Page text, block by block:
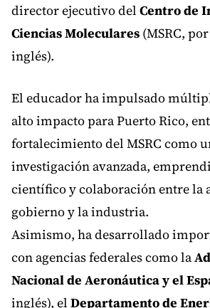
director ejecutivo del Centro de
Ciencias Moleculares (MSRC,
inglés).
El educador ha impulsado
alto impacto para Puerto Rico,
fortalecimiento del MSRC como
investigación avanzada,
científico y colaboración entre la
gobierno y la industria.
Asimismo, ha desarrollado
con agencias federales como la
Nacional de Aeronáutica y el
inglés), el Departamento de